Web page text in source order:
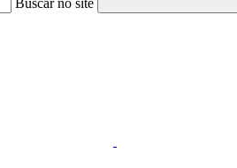
Buscar no site